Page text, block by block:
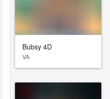
Bubsy 4D
VA